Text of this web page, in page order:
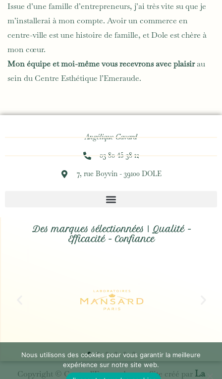
Issue d’une famille d’entrepreneurs, j’ai très vite su que je
m’installerai à mon compte. Avoir un commerce en
centre-ville est une histoire de famille, et Dole est chère à
mon cœur.
Mon équipe et moi-même vous recevrons avec plaisirau
sein du Centre Esthétique l’Emeraude.
Angélique Cavard
03 80 45 38 12
7, rue Boyvin - 39100 DOLE
Des marques sélectionnées | Qualité -
Efficacité - Confiance
Copyright © Centre l’Emeraude 2021. Site créé par La
Nous utilisons des cookies pour vous garantir la meilleure
expérience sur notre site web.